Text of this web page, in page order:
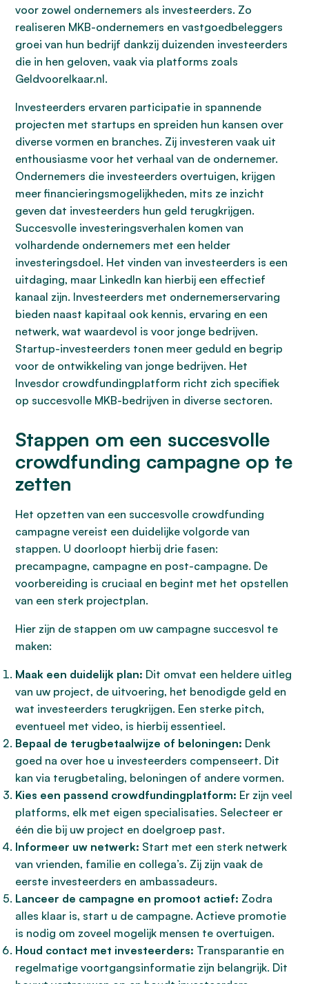
voor zowel ondernemers als investeerders. Zo
realiseren MKB-ondernemers en vastgoedbeleggers
groei van hun bedrijf dankzij duizenden investeerders
die in hen geloven, vaak via platforms zoals
Geldvoorelkaar.nl.
Investeerders ervaren participatie in spannende
projecten met startups en spreiden hun kansen over
diverse vormen en branches. Zij investeren vaak uit
enthousiasme voor het verhaal van de ondernemer.
Ondernemers die investeerders overtuigen, krijgen
meer financieringsmogelijkheden, mits ze inzicht
geven dat investeerders hun geld terugkrijgen.
Succesvolle investeringsverhalen komen van
volhardende ondernemers met een helder
investeringsdoel. Het vinden van investeerders is een
uitdaging, maar LinkedIn kan hierbij een effectief
kanaal zijn. Investeerders met ondernemerservaring
bieden naast kapitaal ook kennis, ervaring en een
netwerk, wat waardevol is voor jonge bedrijven.
Startup-investeerders tonen meer geduld en begrip
voor de ontwikkeling van jonge bedrijven. Het
Invesdor crowdfundingplatform richt zich specifiek
op succesvolle MKB-bedrijven in diverse sectoren.
Stappen om een succesvolle
crowdfunding campagne op te
zetten
Het opzetten van een succesvolle crowdfunding
campagne vereist een duidelijke volgorde van
stappen. U doorloopt hierbij drie fasen:
precampagne, campagne en post-campagne. De
voorbereiding is cruciaal en begint met het opstellen
van een sterk projectplan.
Hier zijn de stappen om uw campagne succesvol te
maken:
Maak een duidelijk plan: Dit omvat een heldere uitleg
van uw project, de uitvoering, het benodigde geld en
wat investeerders terugkrijgen. Een sterke pitch,
eventueel met video, is hierbij essentieel.
Bepaal de terugbetaalwijze of beloningen: Denk
goed na over hoe u investeerders compenseert. Dit
kan via terugbetaling, beloningen of andere vormen.
Kies een passend crowdfundingplatform: Er zijn veel
platforms, elk met eigen specialisaties. Selecteer er
één die bij uw project en doelgroep past.
Informeer uw netwerk: Start met een sterk netwerk
van vrienden, familie en collega’s. Zij zijn vaak de
eerste investeerders en ambassadeurs.
Lanceer de campagne en promoot actief: Zodra
alles klaar is, start u de campagne. Actieve promotie
is nodig om zoveel mogelijk mensen te overtuigen.
Houd contact met investeerders: Transparantie en
regelmatige voortgangsinformatie zijn belangrijk. Dit